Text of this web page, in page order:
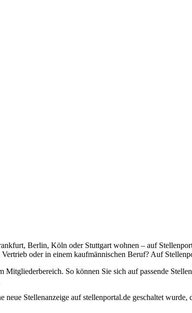
Berlin, Köln oder Stuttgart wohnen – auf
oder in einem kaufmännischen Beruf? Auf
So können Sie sich auf passende
Stellenanzeige auf stellenportal.de geschaltet